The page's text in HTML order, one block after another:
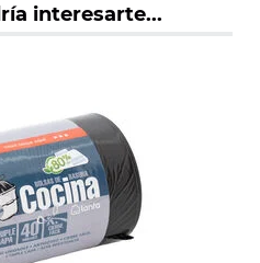
interesarte...